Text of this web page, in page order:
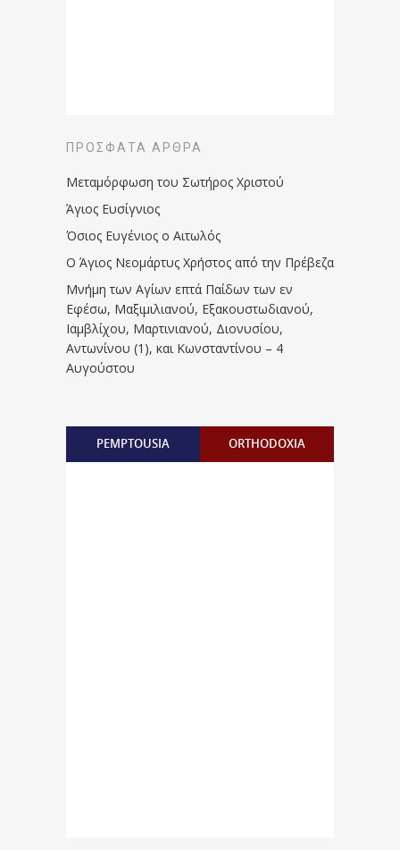
ΠΡΌΣΦΑΤΑ ΆΡΘΡΑ
Μεταμόρφωση του Σωτήρος Χριστού
Άγιος Ευσίγνιος
Όσιος Ευγένιος ο Αιτωλός
Ο Άγιος Νεομάρτυς Χρήστος από την Πρέβεζα
Μνήμη των Aγίων επτά Παίδων των εν
Eφέσω, Mαξιμιλιανού, Eξακουστωδιανού,
Iαμβλίχου, Mαρτινιανού, Διονυσίου,
Aντωνίνου (1), και Kωνσταντίνου – 4
Αυγούστου
PEMPTOUSIA ORTHODOXIA